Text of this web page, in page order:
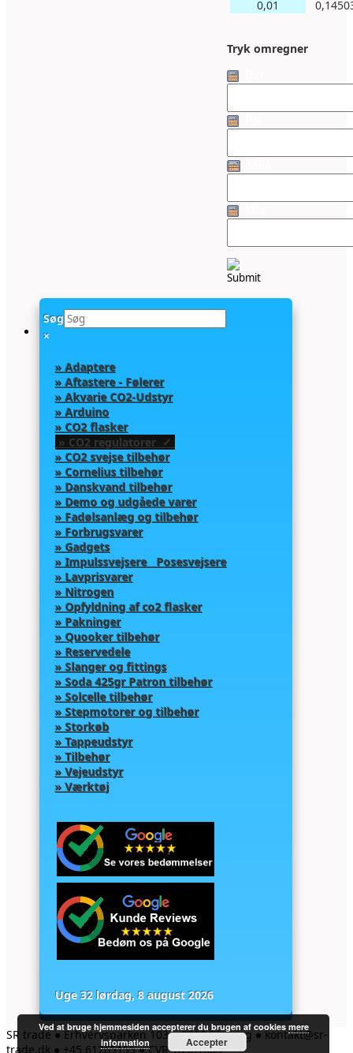
0,01
Tryk omregner
Søg
×
» Adaptere
» Aftastere - Følerer
» Akvarie CO2-Udstyr
» Arduino
» CO2 flasker
» CO2 regulatorer ✓
» CO2 svejse tilbehør
» Cornelius tilbehør
» Danskvand tilbehør
» Demo og udgåede varer
» Fadølsanlæg og tilbehør
» Forbrugsvarer
» Gadgets
» Impulssvejsere Posesvejsere
» Lavprisvarer
» Nitrogen
» Opfyldning af co2 flasker
» Pakninger
» Quooker tilbehør
» Reservedele
» Slanger og fittings
» Soda 425gr Patron tilbehør
» Solcelle tilbehør
» Stepmotorer og tilbehør
» Storkøb
» Tappeudstyr
» Tilbehør
» Vejeudstyr
» Værktøj
Uge 32 lørdag, 8 august 2026
SR trade ● Erhvervsparken 103 ● 8882 Fårvang ● kontakt@sr-
trade.dk ● +45 61265155●CVR 18381605
Ved at bruge hjemmesiden accepterer du brugen af cookies mere
information
Accepter